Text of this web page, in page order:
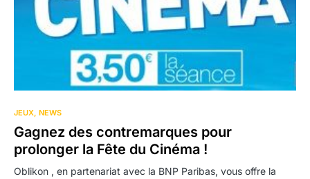
JEUX NEWS
Gagnez des contremarques pour
prolonger la Fête du Cinéma !
Oblikon , en partenariat avec la BNP Paribas, vous offre la